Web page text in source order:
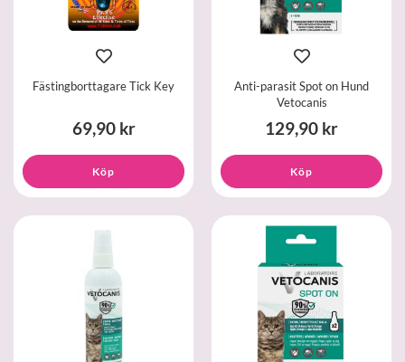
Fästingborttagare Tick Key
69,90 kr
Köp
Anti-parasit Spot on Hund
Vetocanis
129,90 kr
Köp